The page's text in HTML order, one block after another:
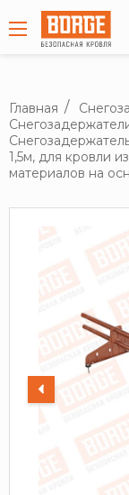
Главная
1,5м, для кровли
материалов на